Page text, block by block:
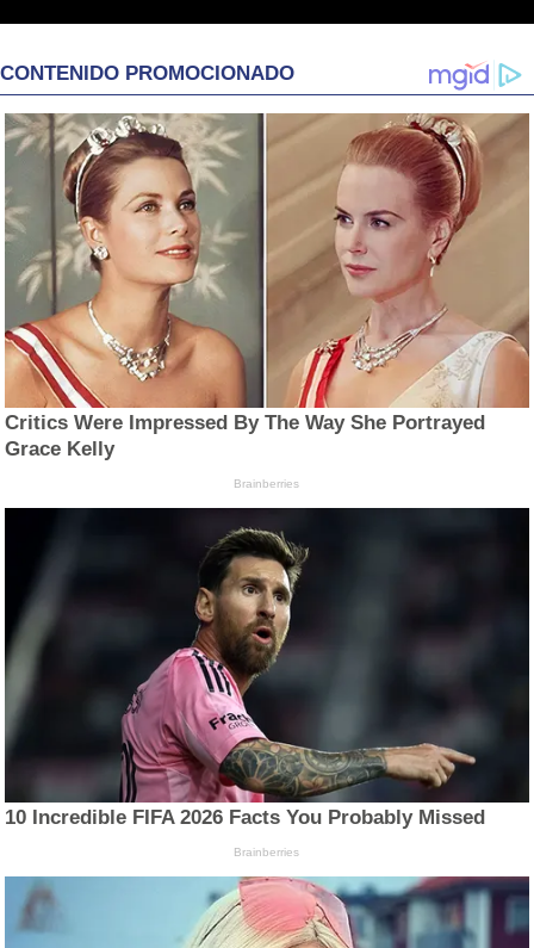
CONTENIDO PROMOCIONADO
Critics Were Impressed By The Way She Portrayed
Grace Kelly
Brainberries
10 Incredible FIFA 2026 Facts You Probably Missed
Brainberries